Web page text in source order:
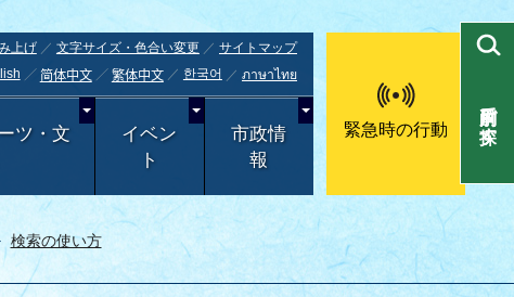
上げ 文字サイズ・色合い変更
サイトマップ
简体中文 繁体中文 한국어 ภาษาไทย
ツ・文
イベン
ト
市政情
報
緊急時の行動
検索の使い方
目的別で探す